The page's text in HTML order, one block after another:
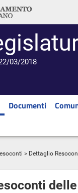
03/2018
Documenti
> Dettaglio